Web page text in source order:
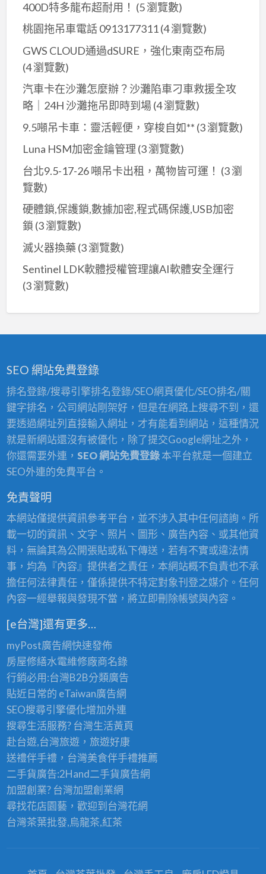
400D特多龍布超耐用！ (5 瀏覽數)
桃園拖吊車電話 0913177311(4 瀏覽數)
GWS CLOUD通過dSURE，強化東南亞布局
(4 瀏覽數)
汽車卡在沙灘怎麼辦？沙灘陷車刁車救援全攻
略｜24H 沙灘拖吊即時到場(4 瀏覽數)
9.5噸吊卡車：靈活輕便，穿梭自如** (3 瀏覽數)
Luna HSM加密金鑰管理 (3 瀏覽數)
台北9.5-17-26 噸吊卡出租，萬物皆可運！ (3 瀏
覽數)
硬體鎖,保護鎖,數據加密,程式碼保護,USB加密
鎖 (3 瀏覽數)
滅火器換藥 (3 瀏覽數)
Sentinel LDK軟體授權管理讓AI軟體安全運行
(3 瀏覽數)
SEO 網站免費登錄
排名登錄/搜尋引擎排名登錄/SEO網頁優化/SEO排名/關
鍵字排名，公司網站剛架好，但是在網路上搜尋不到，還
要透過網址列直接輸入網址，才有能看到網站，這種情況
就是新網站還沒有被優化，除了提交Google網址之外，
你還需要外連， SEO 網站免費登錄本平台就是一個建立
SEO外連的免費平台。
免責聲明
本網站僅提供資訊參考平台，並不涉入其中任何諮詢。所
載一切的資訊、文字、照片、圖形、廣告內容、或其他資
料，無論其為公開張貼或私下傳送，若有不實或違法情
事，均為『內容』提供者之責任，本網站概不負責也不承
擔任何法律責任，僅係提供不特定對象刊登之媒介。任何
內容一經舉報與發現不當，將立即刪除帳號與內容。
[e台灣]還有更多…
myPost廣告網快速發佈
房屋修繕水電維修廠商名錄
行銷必用:台灣B2B分類廣告
貼近日常的 eTaiwan廣告網
SEO搜尋引擎優化增加外連
搜尋生活服務? 台灣生活黃頁
赴台遊,台灣旅遊，旅遊好康
送禮伴手禮，台灣美食伴手禮推薦
二手貨廣告:2Hand二手貨廣告網
加盟創業? 台灣加盟創業網
尋找花店園藝，歡迎到 台灣花網
台灣茶葉批發,烏龍茶,紅茶